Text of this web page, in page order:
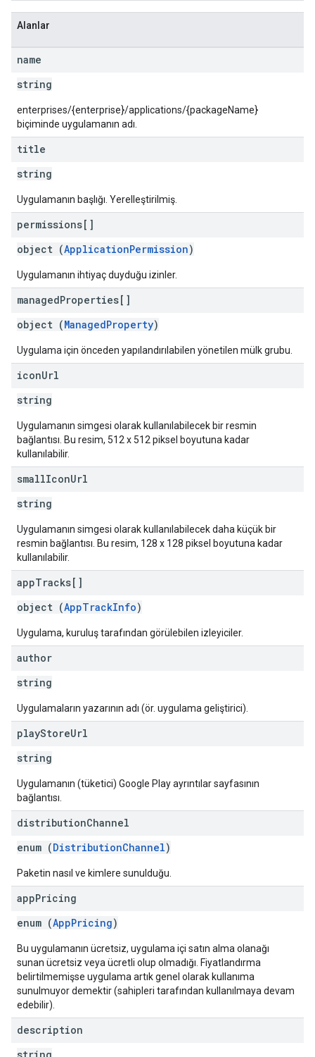
Alanlar
name
string
enterprises/{enterprise}/applications/{packageName}
biçiminde uygulamanın adı.
title
string
Uygulamanın başlığı. Yerelleştirilmiş.
permissions[]
object (ApplicationPermission)
Uygulamanın ihtiyaç duyduğu izinler.
managedProperties[]
object (ManagedProperty)
Uygulama için önceden yapılandırılabilen yönetilen mülk grubu.
iconUrl
string
Uygulamanın simgesi olarak kullanılabilecek bir resmin
bağlantısı. Bu resim, 512 x 512 piksel boyutuna kadar
kullanılabilir.
smallIconUrl
string
Uygulamanın simgesi olarak kullanılabilecek daha küçük bir
resmin bağlantısı. Bu resim, 128 x 128 piksel boyutuna kadar
kullanılabilir.
appTracks[]
object (AppTrackInfo)
Uygulama, kuruluş tarafından görülebilen izleyiciler.
author
string
Uygulamaların yazarının adı (ör. uygulama geliştirici).
playStoreUrl
string
Uygulamanın (tüketici) Google Play ayrıntılar sayfasının
bağlantısı.
distributionChannel
enum (DistributionChannel)
Paketin nasıl ve kimlere sunulduğu.
appPricing
enum (AppPricing)
Bu uygulamanın ücretsiz, uygulama içi satın alma olanağı
sunan ücretsiz veya ücretli olup olmadığı. Fiyatlandırma
belirtilmemişse uygulama artık genel olarak kullanıma
sunulmuyor demektir (sahipleri tarafından kullanılmaya devam
edebilir).
description